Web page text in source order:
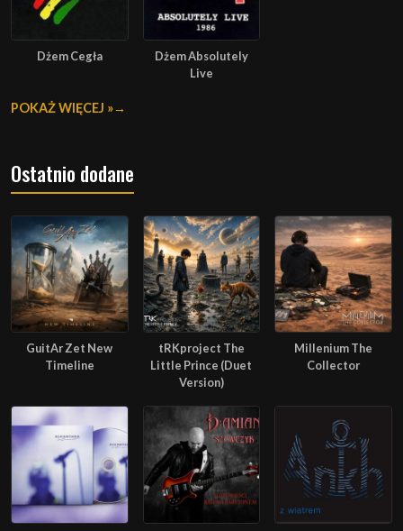
Dżem Cegła
Dżem Absolutely
Live
POKAŻ WIĘCEJ »
Ostatnio dodane
GuitAr Zet New
Timeline
tRKproject The
Little Prince (Duet
Version)
Millenium The
Collector